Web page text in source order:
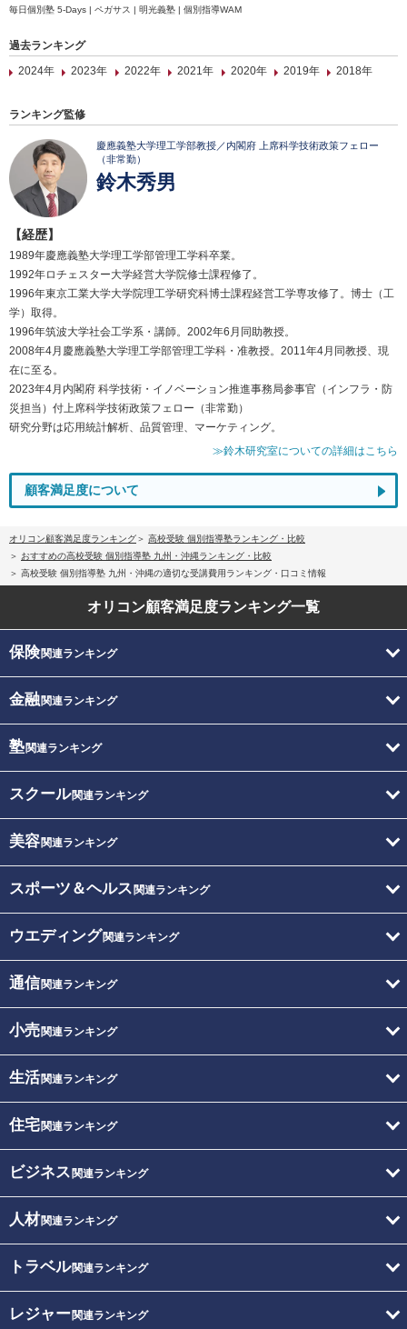
毎日個別塾 5-Days | ペガサス | 明光義塾 | 個別指導WAM
過去ランキング
2024年
2023年 2022年 2021年 2020年 2019年 2018年
ランキング監修
慶應義塾大学理工学部教授／内閣府 上席科学技術政策フェロー
（非常勤）
鈴木秀男
【経歴】
1989年慶應義塾大学理工学部管理工学科卒業。
1992年ロチェスター大学経営大学院修士課程修了。
1996年東京工業大学大学院理工学研究科博士課程経営工学専攻修了。博士（工
学）取得。
1996年筑波大学社会工学系・講師。2002年6月同助教授。
2008年4月慶應義塾大学理工学部管理工学科・准教授。2011年4月同教授、現
在に至る。
2023年4月内閣府 科学技術・イノベーション推進事務局参事官（インフラ・防
災担当）付上席科学技術政策フェロー（非常勤）
研究分野は応用統計解析、品質管理、マーケティング。
≫鈴木研究室についての詳細はこちら
顧客満足度について
オリコン顧客満足度ランキング
高校受験 個別指導塾ランキング・比較
おすすめの高校受験 個別指導塾 九州・沖縄ランキング・比較
高校受験 個別指導塾 九州・沖縄の適切な受講費用ランキング・口コミ情報
オリコン顧客満足度ランキング一覧
保険関連ランキング
金融関連ランキング
塾関連ランキング
スクール関連ランキング
美容関連ランキング
スポーツ＆ヘルス 関連ランキング
ウエディング関連ランキング
通信関連ランキング
小売関連ランキング
生活関連ランキング
住宅関連ランキング
ビジネス 関連ランキング
人材関連ランキング
トラベル関連ランキング
レジャー関連ランキング